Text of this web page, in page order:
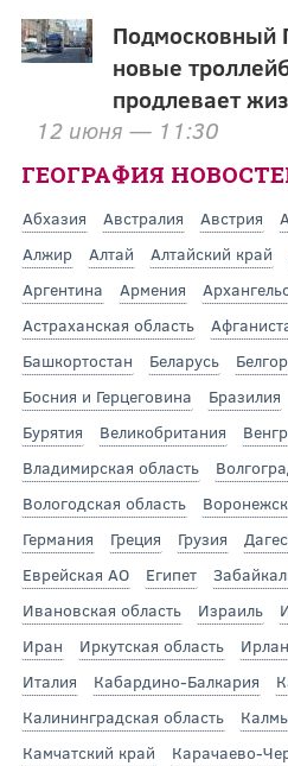
Подмосковный
новые
продлевает
12 июня — 11:30
ГЕОГРАФИЯ
Абхазия Австралия Австрия
Алжир
Алтай Алтайский край
Аргентина
Армения
Астраханская область
Башкортостан
Беларусь
Босния и Герцеговина
Бразилия
Бурятия
Великобритания
Владимирская область
Вологодская область
Германия
Греция Грузия
Еврейская АО
Египет
Ивановская область
Израиль
Иран
Иркутская область
Италия
Кабардино-Балкария
Калининградская область
Камчатский край
Карачаево-